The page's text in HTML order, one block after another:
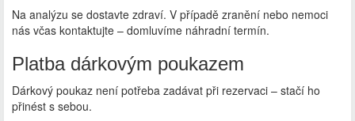
Na analýzu se dostavte zdraví. V případě zranění nebo nemoci
nás včas kontaktujte – domluvíme náhradní termín.
Platba dárkovým poukazem
Dárkový poukaz není potřeba zadávat při rezervaci – stačí ho
přinést s sebou.